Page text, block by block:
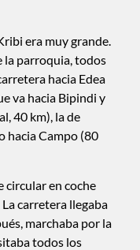
era muy grande.
la parroquia, todos
hacia Edea
va hacia Bipindi y
40 km), la de
hacia Campo (80
circular en coche
carretera llegaba
marchaba por la
todos los